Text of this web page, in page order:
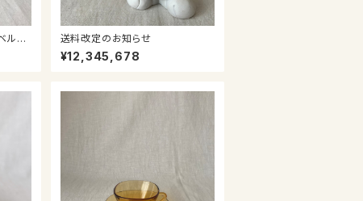
送料改定のお知らせ
¥12,345,678